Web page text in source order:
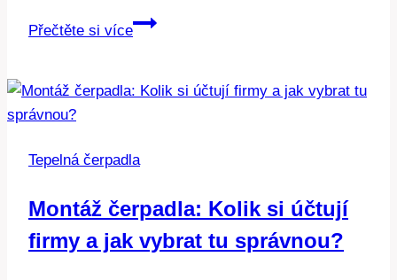
Přečtěte si více
Tepelné
bazén:
ideální?
Tepelná čerpadla
Montáž čerpadla: Kolik si účtují
firmy a jak vybrat tu správnou?